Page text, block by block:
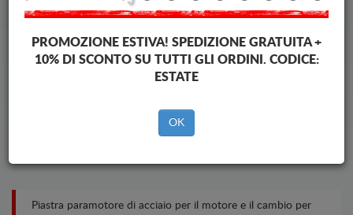
Piastra paramotore di acciaio
Man Tge
Piastra paramotore di acciaio per il motore e il cambio per
PROMOZIONE ESTIVA! SPEDIZIONE GRATUITA +
10% DI SCONTO SU TUTTI GLI ORDINI. CODICE:
ESTATE
OK